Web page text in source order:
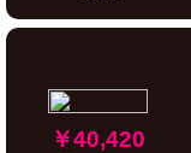
￥40,420